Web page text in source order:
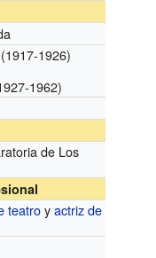
1926)
1962)
de Los
teatroyactriz de